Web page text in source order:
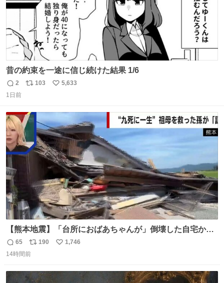
昔の約束を一途に信じ続けた結果 1/6
返
信
2
リ
ト
数
103
い
数
5,633
1日前
【熊本地震】「台所におばあちゃんが」倒壊した自宅から
孫が救出 地震発生時、台所で夕食の準備をしていた祖母の
「助けて」という声。祖母を背負い、助け出した孫が「命
返
信
65
リ
ポ
ト
190
い
1,746
14時間前